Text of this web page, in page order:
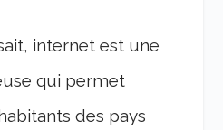
internet est une
qui permet
des pays